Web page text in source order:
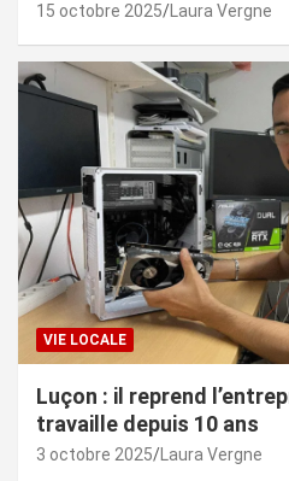
15 octobre 2025 Laura Vergne
VIE LOCALE
Luçon : il reprend
travaille depuis 10 ans
3 octobre 2025 Laura Vergne